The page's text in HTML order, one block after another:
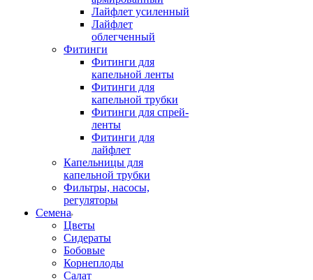
Лайфлет усиленный
Лайфлет
облегченный
Фитинги
Фитинги для
капельной ленты
Фитинги для
капельной трубки
Фитинги для спрей-
ленты
Фитинги для
лайфлет
Капельницы для
капельной трубки
Фильтры, насосы,
регуляторы
Семена
Цветы
Сидераты
Бобовые
Корнеплоды
Салат